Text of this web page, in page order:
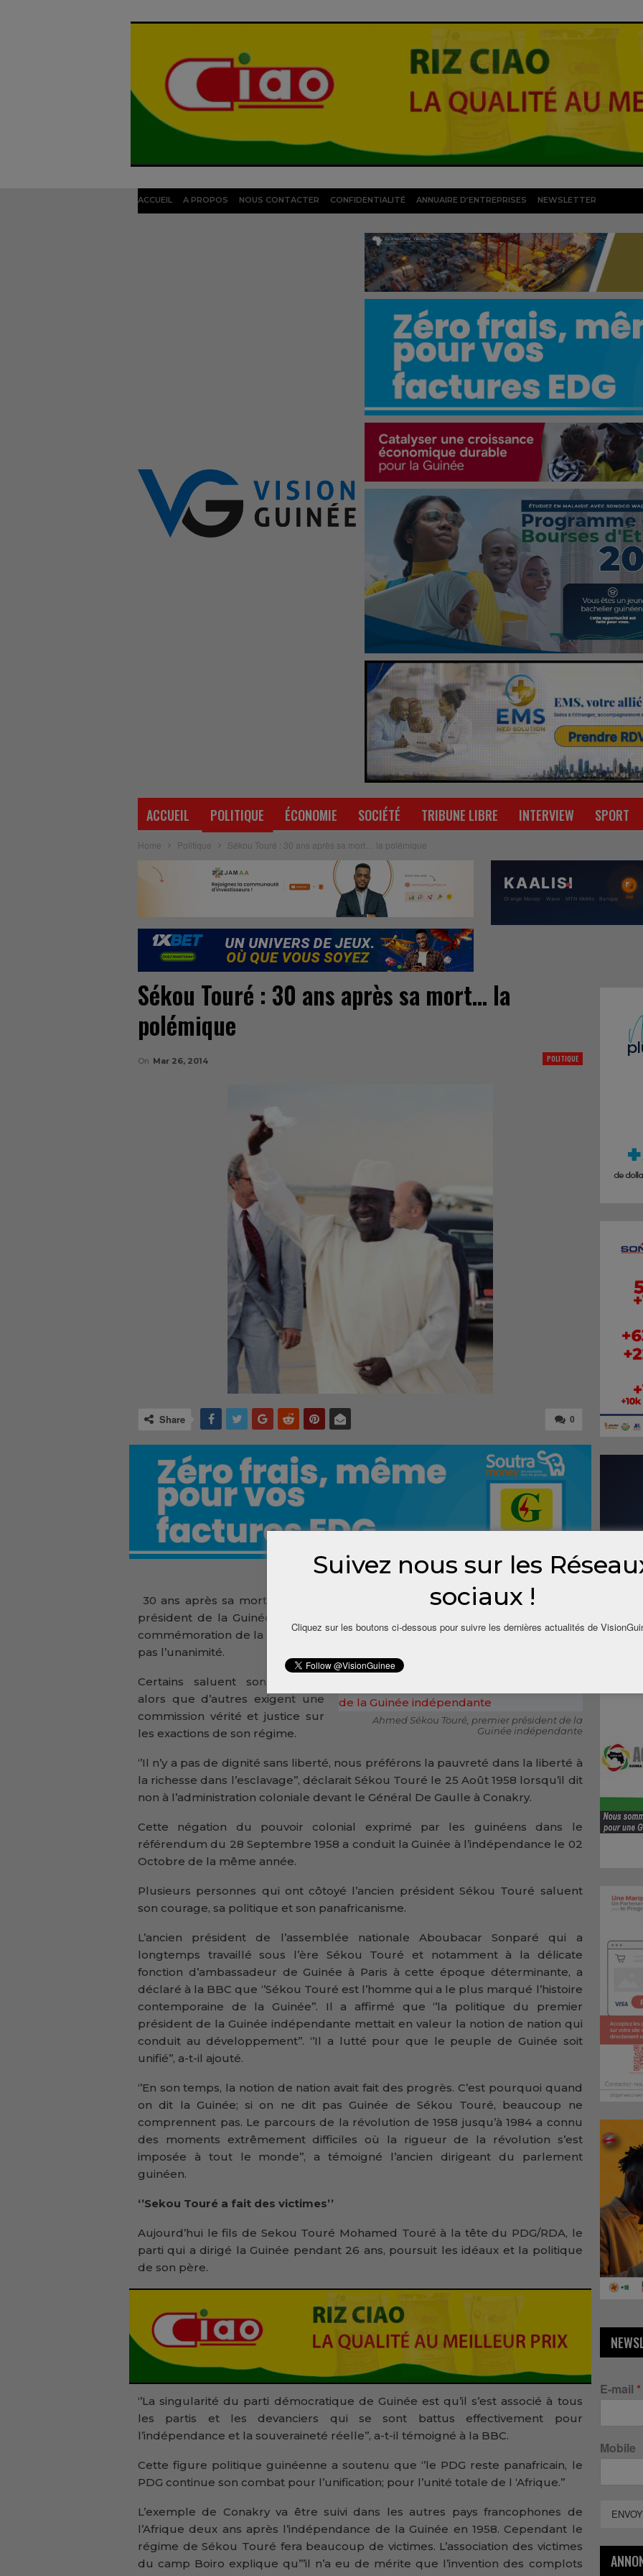
ACCUEIL A PROPOS NOUS CONTACTER CONFIDENTIALITÉ ANNUAIRE D’ENTREPRISES NEWSLETTER
ACCUEIL POLITIQUE ÉCONOMIE SOCIÉTÉ TRIBUNE LIBRE INTERVIEW SPORT
Home Politique Sékou Touré : 30 ans après sa mort… la polémique
Sékou Touré : 30 ans après sa mort… la
polémique
POLITIQUE
On Mar 26, 2014
0
Share
30 ans après sa mort ce 26 Mars, la personnalité de Sékou Touré, premier
président de la Guinée indépendante continue d’alimenter la polémique. La
commémoration de la disparition du grand ‘’Sili’’ de Guinée Sékou Touré ne fait
pas l’unanimité.
Ahmed Sékou Touré, premier président de la
Guinée indépendante
Certains saluent son héritage
alors que d’autres exigent une
commission vérité et justice sur
les exactions de son régime.
‘’Il n’y a pas de dignité sans liberté, nous préférons la pauvreté dans la liberté à
la richesse dans l’esclavage’’, déclarait Sékou Touré le 25 Août 1958 lorsqu’il dit
non à l’administration coloniale devant le Général De Gaulle à Conakry.
Cette négation du pouvoir colonial exprimé par les guinéens dans le
référendum du 28 Septembre 1958 a conduit la Guinée à l’indépendance le 02
Octobre de la même année.
Plusieurs personnes qui ont côtoyé l’ancien président Sékou Touré saluent
son courage, sa politique et son panafricanisme.
L’ancien président de l’assemblée nationale Aboubacar Sonparé qui a
longtemps travaillé sous l’ère Sékou Touré et notamment à la délicate
fonction d’ambassadeur de Guinée à Paris à cette époque déterminante, a
déclaré à la BBC que ‘’Sékou Touré est l’homme qui a le plus marqué l’histoire
contemporaine de la Guinée’’. Il a affirmé que ‘’la politique du premier
président de la Guinée indépendante mettait en valeur la notion de nation qui
conduit au développement’’. ‘’Il a lutté pour que le peuple de Guinée soit
unifié’’, a-t-il ajouté.
‘’En son temps, la notion de nation avait fait des progrès. C’est pourquoi quand
on dit la Guinée; si on ne dit pas Guinée de Sékou Touré, beaucoup ne
comprennent pas. Le parcours de la révolution de 1958 jusqu’à 1984 a connu
des moments extrêmement difficiles où la rigueur de la révolution s’est
imposée à tout le monde’’, a témoigné l’ancien dirigeant du parlement
guinéen.
‘’Sekou Touré a fait des victimes’’
Aujourd’hui le fils de Sekou Touré Mohamed Touré à la tête du PDG/RDA, le
parti qui a dirigé la Guinée pendant 26 ans, poursuit les idéaux et la politique
de son père.
‘’La singularité du parti démocratique de Guinée est qu’il s’est associé à tous
les partis et les devanciers qui se sont battus effectivement pour
l’indépendance et la souveraineté réelle’’, a-t-il témoigné à la BBC.
Cette figure politique guinéenne a soutenu que ‘’le PDG reste panafricain, le
PDG continue son combat pour l’unification; pour l’unité totale de l ‘Afrique.’’
L’exemple de Conakry va être suivi dans les autres pays francophones de
l’Afrique deux ans après l’indépendance de la Guinée en 1958. Cependant le
régime de Sékou Touré fera beaucoup de victimes. L’association des victimes
du camp Boiro explique qu’’’il n’a eu de mérite que l’invention des complots
E-mail *
Mobile
Suivez nous sur les
sociaux !
Cliquez sur les boutons ci-dessous pour suivre les dernières actualités de